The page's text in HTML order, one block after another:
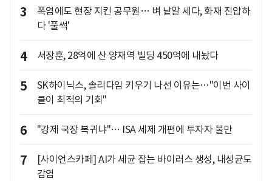
3
폭염에도 현장 지킨 공무원… 벼 낱알 세다, 화재 진압하
다 '풀썩'
4 서장훈, 28억에 산 양재역 빌딩 450억에 내놨다
5
SK하이닉스, 솔리다임 키우기 나선 이유는…"이번 사이
클이 최적의 기회"
6 "강제 국장 복귀냐"… ISA 세제 개편에 투자자 불만
7
[사이언스카페] AI가 세균 잡는 바이러스 생성, 내성균도
감염